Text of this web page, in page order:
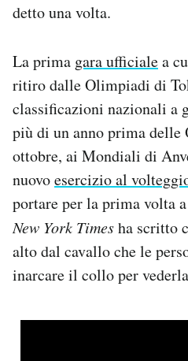
detto una volta.
La prima gara ufficialea
ritiro dalle Olimpiadi di
classificazioni nazionali a
più di un anno prima
ottobre, ai Mondiali di
nuovoesercizio al
portare per la prima volta
New York Timesha scritto
alto dal cavallo che le
inarcare il collo per